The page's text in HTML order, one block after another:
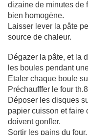
dizaine de minutes de
bien homogène.
Laisser lever la pâte
source de chaleur.
Dégazer la pâte, et la
les boules pendant
Etaler chaque boule
Préchaufffer le four th.8
Déposer les disques
papier cuisson et faire
doivent gonfler.
Sortir les pains du